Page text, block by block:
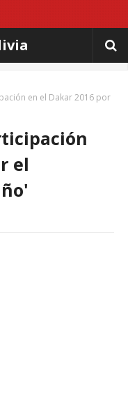
en el Dakar 2016 por
el